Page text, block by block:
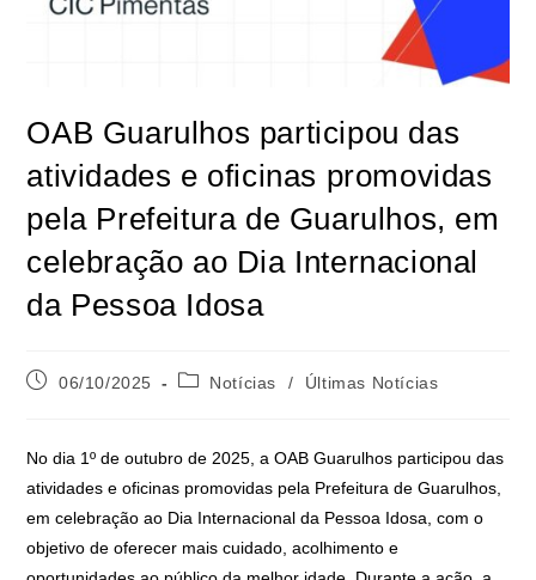
OAB Guarulhos participou das
atividades e oficinas promovidas
pela Prefeitura de Guarulhos, em
celebração ao Dia Internacional
da Pessoa Idosa
06/10/2025 Notícias / Últimas Notícias
No dia 1º de outubro de 2025, a OAB Guarulhos participou das
atividades e oficinas promovidas pela Prefeitura de Guarulhos,
em celebração ao Dia Internacional da Pessoa Idosa, com o
objetivo de oferecer mais cuidado, acolhimento e